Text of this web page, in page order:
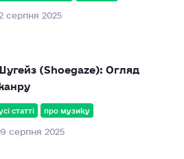
серпня 2025
статті про музику
серпня 2025
(Shoegaze): Огляд